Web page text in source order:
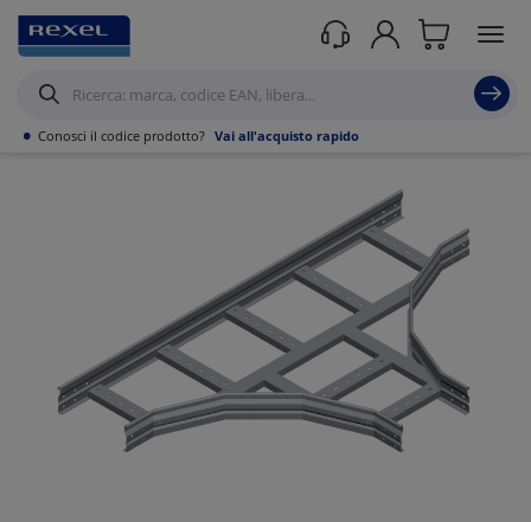
• Conosci il codice prodotto? Vai all'acquisto rapido
Prodotti /Canalizzazioni